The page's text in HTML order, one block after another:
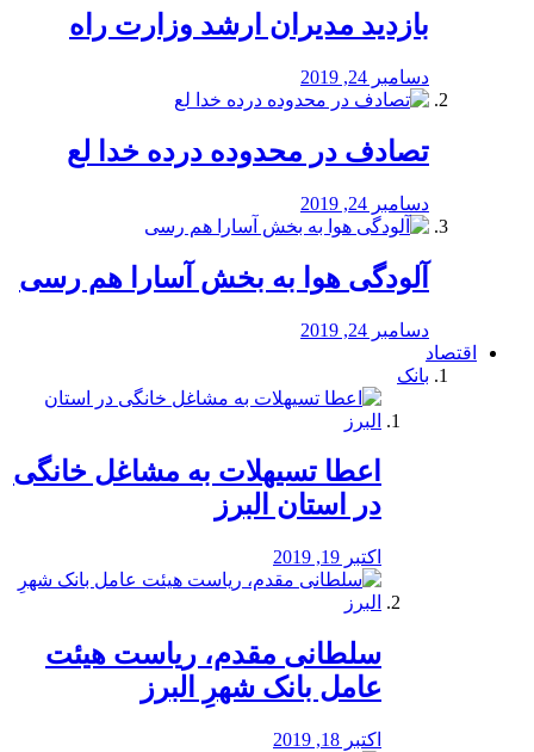
بازدید مدیران ارشد وزارت راه
دسامبر 24, 2019
تصادف در محدوده درده خدا لع
دسامبر 24, 2019
آلودگی هوا به بخش آسارا هم رسی
دسامبر 24, 2019
اقتصاد
بانک
️اعطا تسیهلات به مشاغل خانگی
در استان البرز
اکتبر 19, 2019
سلطانی مقدم، ریاست هیئت
عامل بانک شهرِ البرز
اکتبر 18, 2019